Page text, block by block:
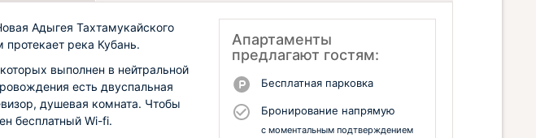
Апартаменты
предлагают гостям:
Бесплатная парковка
Бронирование напрямую
с моментальным подтверждением
Адыгея Тахтамукайского
река Кубань.
выполнен в нейтральной
есть двуспальная
душевая комната. Чтобы
бесплатный Wi-fi.